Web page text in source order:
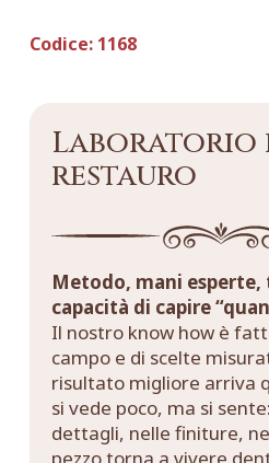
Codice:1168
Laboratorio
restauro
Metodo, mani esperte,
capacità di capire
Il nostro know how è
campo e di scelte
risultato migliore arriva
si vede poco, ma si
dettagli, nelle finiture,